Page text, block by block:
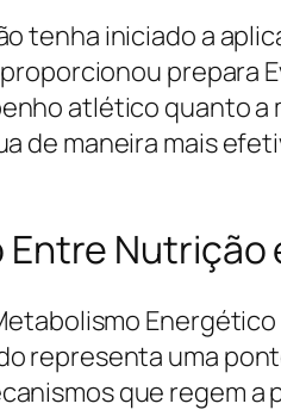
tenha iniciado a
prepara
atlético quanto a
de maneira mais
Nutrição
representa uma
que regem